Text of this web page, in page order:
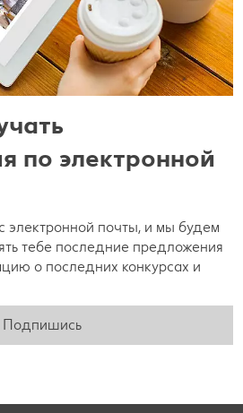
по электронной
электронной почты, и мы будем
тебе последние предложения
о последних конкурсах и
Подпишись